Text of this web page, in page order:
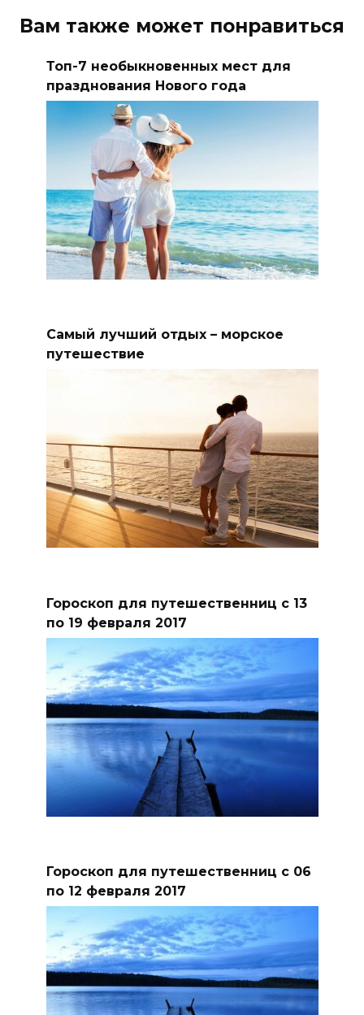
Вам также может понравиться
Топ-7 необыкновенных мест для
празднования Нового года
Самый лучший отдых – морское
путешествие
Гороскоп для путешественниц с 13
по 19 февраля 2017
Гороскоп для путешественниц с 06
по 12 февраля 2017